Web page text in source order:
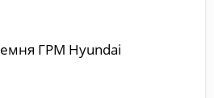
ГРМ Hyundai